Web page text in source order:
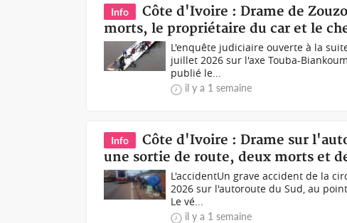
Info
Côte d'Ivoire : Drame de
morts, le propriétaire du car et le
L'enquête judiciaire ouverte à la
juillet 2026 sur l'axe Touba-
publié le...
il y a 1 semaine
Info
Côte d'Ivoire : Drame sur
une sortie de route, deux morts et
L'accidentUn grave accident de la
2026 sur l'autoroute du Sud, au
Le vé...
il y a 1 semaine